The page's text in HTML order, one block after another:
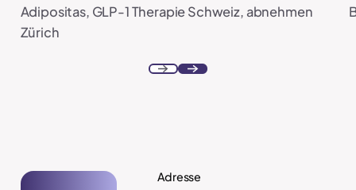
Adipositas, GLP-1 Therapie Schweiz, abnehmen
Zürich
Previous
Next
Adresse